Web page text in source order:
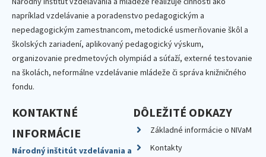
napríklad vzdelávanie a poradenstvo pedagogickým a
nepedagogickým zamestnancom, metodické usmerňovanie škôl a
školských zariadení, aplikovaný pedagogický výskum,
organizovanie predmetových olympiád a súťaží, externé testovanie
na školách, neformálne vzdelávanie mládeže či správa knižničného
fondu.
KONTAKTNÉ
INFORMÁCIE
Národný inštitút vzdelávania a
DÔLEŽITÉ ODKAZY
Základné informácie o NIVaM
Kontakty